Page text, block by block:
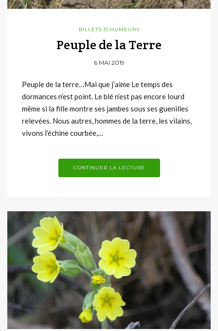
BILLETS D'HUMEURS
Peuple de la Terre
6 MAI 2019
Peuple de la terre…Mai que j’aime Le temps des
dormances n’est point. Le blé n’est pas encore lourd
même si la fille montre ses jambes sous ses guenilles
relevées. Nous autres, hommes de la terre, les vilains,
vivons l’échine courbée,…
CONTINUER LA LECTURE